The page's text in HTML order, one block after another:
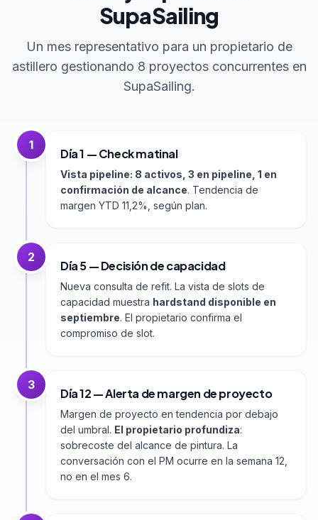
SupaSailing
Un mes representativo para un propietario de
astillero gestionando 8 proyectos concurrentes en
SupaSailing.
1
Día 1 — Check matinal
Vista pipeline: 8 activos, 3 en pipeline, 1 en
confirmación de alcance. Tendencia de
margen YTD 11,2%, según plan.
2
Día 5 — Decisión de capacidad
Nueva consulta de refit. La vista de slots de
capacidad muestra hardstand disponible en
septiembre. El propietario confirma el
compromiso de slot.
3
Día 12 — Alerta de margen de proyecto
Margen de proyecto en tendencia por debajo
del umbral. El propietario profundiza:
sobrecoste del alcance de pintura. La
conversación con el PM ocurre en la semana 12,
no en el mes 6.